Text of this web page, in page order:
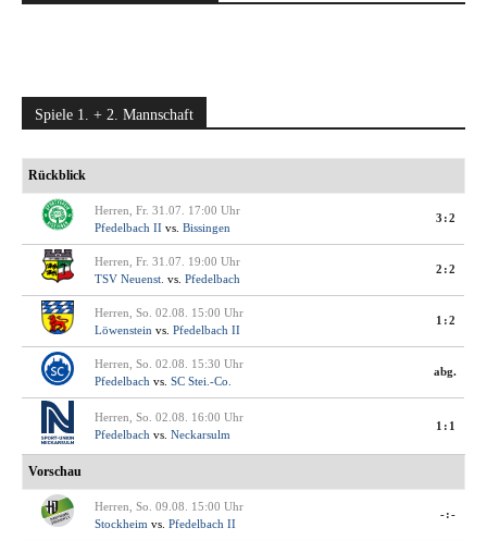
Spiele 1. + 2. Mannschaft
Rückblick
Herren, Fr. 31.07. 17:00 Uhr
Pfedelbach II vs. Bissingen
3:2
Herren, Fr. 31.07. 19:00 Uhr
TSV Neuenst. vs. Pfedelbach
2:2
Herren, So. 02.08. 15:00 Uhr
Löwenstein vs. Pfedelbach II
1:2
Herren, So. 02.08. 15:30 Uhr
Pfedelbach vs. SC Stei.-Co.
abg.
Herren, So. 02.08. 16:00 Uhr
Pfedelbach vs. Neckarsulm
1:1
Vorschau
Herren, So. 09.08. 15:00 Uhr
Stockheim vs. Pfedelbach II
-:-